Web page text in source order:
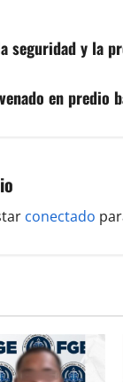
seguridad y la
en predio
conectado